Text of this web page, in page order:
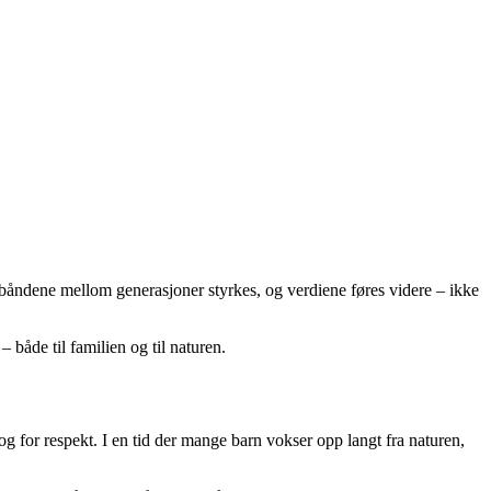
mellom generasjoner styrkes, og verdiene føres videre – ikke
både til familien og til naturen.
for respekt. I en tid der mange barn vokser opp langt fra naturen,